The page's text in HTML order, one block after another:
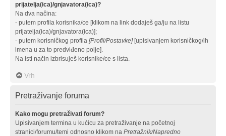
prijatelja(ica)/gnjavatora(ica)?
Na dva načina:
- putem profila korisnika/ce [klikom na link dodaješ ga/ju na listu
prijatelja(ica)/gnjavatora(ica)];
- putem korisničkog profila [Profil/Postavke][upisivanjem korisničkog/ih
imena u za to predviđeno polje].
Na isti način izbrisuješ korisnike/ce s lista.
Vrh
Pretraživanje foruma
Kako mogu pretraživati forum?
Upisivanjem termina u kućicu za pretraživanje na početnoj
stranici/forumu/temi odnosno klikom na Pretražnik/Napredno